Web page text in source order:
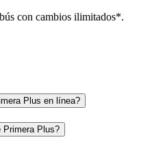
con cambios ilimitados*.
Plus en línea?
Primera Plus?